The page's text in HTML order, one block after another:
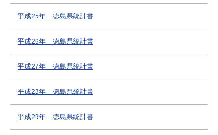
平成25年 徳島県統計書
平成26年 徳島県統計書
平成27年 徳島県統計書
平成28年 徳島県統計書
平成29年 徳島県統計書